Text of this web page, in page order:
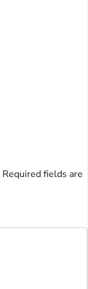
Required fields are